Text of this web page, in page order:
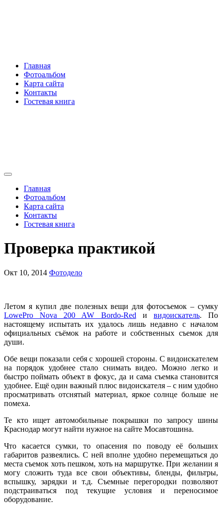
Главная
Фотоальбом
Карта сайта
Контакты
Гостевая книга
Главная
Фотоальбом
Карта сайта
Контакты
Гостевая книга
Проверка практикой
Окт 10, 2014 Фотодело
Летом я купил две полезных вещи для фотосъемок – сумку
LowePro Nova 200 AW Bordo-Red и видоискатель. По
настоящему испытать их удалось лишь недавно с началом
официальных съёмок на работе и собственных съемок для
души.
Обе вещи показали себя с хорошей стороны. С видоискателем
на порядок удобнее стало снимать видео. Можно легко и
быстро поймать объект в фокус, да и сама съемка становится
удобнее. Ещё один важный плюс видоискателя – с ним удобно
просматривать отснятый материал, яркое солнце больше не
помеха.
Те кто ищет автомобильные покрышки по запросу шины
Краснодар могут найти нужное на сайте Мосавтошина.
Что касается сумки, то опасения по поводу её больших
габаритов развеялись. С ней вполне удобно перемещаться до
места съемок хоть пешком, хоть на маршрутке. При желании я
могу сложить туда все свои объективы, бленды, фильтры,
вспышку, зарядки и т.д. Съемные перегородки позволяют
подстраиваться под текущие условия и переносимое
оборудование.